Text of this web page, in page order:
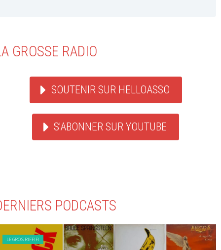
GROSSE RADIO
SOUTENIR SUR HELLOASSO
S'ABONNER SUR YOUTUBE
PODCASTS
LE GROS RIFFIFI